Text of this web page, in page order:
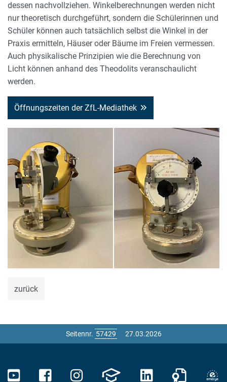
dessen nachvollziehen. Winkelberechnungen werden nicht
nur theoretisch durchgeführt, sondern die Schülerinnen und
Schüler können auch tatsächlich selbst die Winkel in der
Praxis ermitteln, Häuser oder Bäume im Freien vermessen.
Auch physikalische Prinzipien wie die Berechnung von
Licht können anhand des Theodolits veranschaulicht
werden.
Öffnungszeiten der ZfL-Mediathek
zurück
Seitennr. 27.03.2026